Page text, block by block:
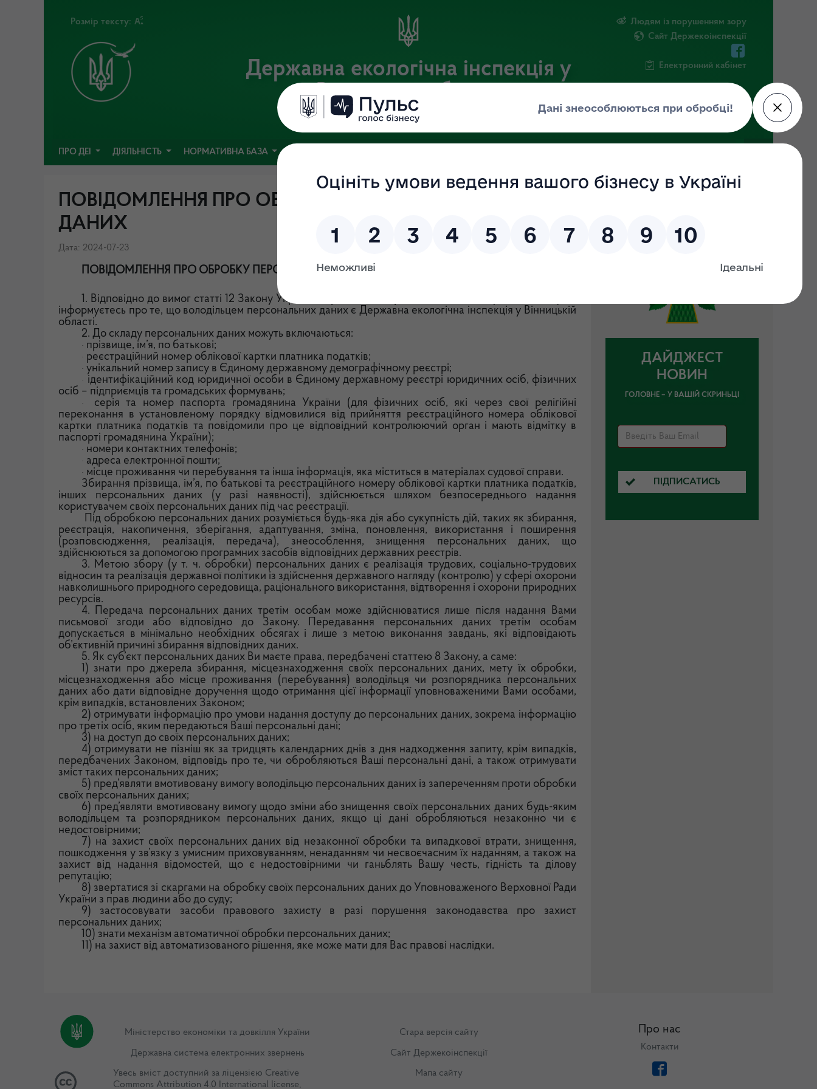
Розмір тексту:
Державна екологічна інспекція у
Вінницькій області
Офіційний веб-портал
Людям із порушенням зору
Сайт Держекоінспекції
Електронний кабінет
ПРО ДЕІ ДІЯЛЬНІСТЬ НОРМАТИВНА БАЗА
ПОВІДОМЛЕННЯ ПРО ОБРОБКУ ПЕРСОНАЛЬНИХ
ДАНИХ
Дата: 2024-07-23
ПОВІДОМЛЕННЯ ПРО ОБРОБКУ ПЕРСОНАЛЬНИХ ДАНИХ
1. Відповідно до вимог статті 12 Закону України «Про захист персональних даних» (далі – Закон) Ви
інформуєтесь про те, що володільцем персональних даних є Державна екологічна інспекція у Вінницькій
області.
2. До складу персональних даних можуть включаються:
· прізвище, ім’я, по батькові;
· реєстраційний номер облікової картки платника податків;
· унікальний номер запису в Єдиному державному демографічному реєстрі;
· ідентифікаційний код юридичної особи в Єдиному державному реєстрі юридичних осіб, фізичних
осіб – підприємців та громадських формувань;
·
серія та номер паспорта громадянина України (для фізичних осіб, які через свої релігійні
переконання в установленому порядку відмовилися від прийняття реєстраційного номера облікової
картки платника податків та повідомили про це відповідний контролюючий орган і мають відмітку в
паспорті громадянина України);
· номери контактних телефонів;
· адреса електронної пошти;
· місце проживання чи перебування та інша інформація, яка міститься в матеріалах судової справи.
Збирання прізвища, ім’я, по батькові та реєстраційного номеру облікової картки платника податків,
інших персональних даних (у разі наявності), здійснюється шляхом безпосереднього надання
користувачем своїх персональних даних під час реєстрації.
Під обробкою персональних даних розуміється будь-яка дія або сукупність дій, таких як збирання,
реєстрація, накопичення, зберігання, адаптування, зміна, поновлення, використання і поширення
(розповсюдження, реалізація, передача), знеособлення, знищення персональних даних, що
здійснюються за допомогою програмних засобів відповідних державних реєстрів.
3. Метою збору (у т. ч. обробки) персональних даних є реалізація трудових, соціально-трудових
відносин та реалізація державної політики із здійснення державного нагляду (контролю) у сфері охорони
навколишнього природного середовища, раціонального використання, відтворення і охорони природних
ресурсів.
4. Передача персональних даних третім особам може здійснюватися лише після надання Вами
письмової згоди або відповідно до Закону. Передавання персональних даних третім особам
допускається в мінімально необхідних обсягах і лише з метою виконання завдань, які відповідають
об’єктивній причині збирання відповідних даних.
5. Як суб’єкт персональних даних Ви маєте права, передбачені статтею 8 Закону, а саме:
1) знати про джерела збирання, місцезнаходження своїх персональних даних, мету їх обробки,
місцезнаходження або місце проживання (перебування) володільця чи розпорядника персональних
даних або дати відповідне доручення щодо отримання цієї інформації уповноваженими Вами особами,
крім випадків, встановлених Законом;
2) отримувати інформацію про умови надання доступу до персональних даних, зокрема інформацію
про третіх осіб, яким передаються Ваші персональні дані;
3) на доступ до своїх персональних даних;
4) отримувати не пізніш як за тридцять календарних днів з дня надходження запиту, крім випадків,
передбачених Законом, відповідь про те, чи обробляються Ваші персональні дані, а також отримувати
зміст таких персональних даних;
5) пред’являти вмотивовану вимогу володільцю персональних даних із запереченням проти обробки
своїх персональних даних;
6) пред’являти вмотивовану вимогу щодо зміни або знищення своїх персональних даних будь-яким
володільцем та розпорядником персональних даних, якщо ці дані обробляються незаконно чи є
недостовірними;
7) на захист своїх персональних даних від незаконної обробки та випадкової втрати, знищення,
пошкодження у зв’язку з умисним приховуванням, ненаданням чи несвоєчасним їх наданням, а також на
захист від надання відомостей, що є недостовірними чи ганьблять Вашу честь, гідність та ділову
репутацію;
8) звертатися зі скаргами на обробку своїх персональних даних до Уповноваженого Верховної Ради
України з прав людини або до суду;
9) застосовувати засоби правового захисту в разі порушення законодавства про захист
персональних даних;
10) знати механізм автоматичної обробки персональних даних;
11) на захист від автоматизованого рішення, яке може мати для Вас правові наслідки.
ДАЙДЖЕСТ
НОВИН
ГОЛОВНЕ – У ВАШІЙ СКРИНЬЦІ
ПІДПИСАТИСЬ
Міністерство економіки та довкілля України
Державна система електронних звернень
Увесь вміст доступний за ліцензією Creative
Commons Attribution 4.0 International license,
Стара версія сайту
Сайт Держекоінспекції
Мапа сайту
Про нас
Контакти